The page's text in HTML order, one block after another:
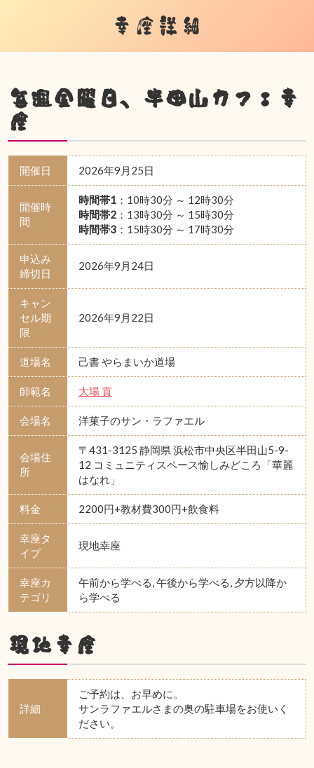
幸座詳細
毎週金曜日、半田山カフェ幸
座
開催日 2026年9月25日
開催時
間
時間帯1：10時30分 ～ 12時30分
時間帯2：13時30分 ～ 15時30分
時間帯3：15時30分 ～ 17時30分
申込み
締切日
2026年9月24日
キャン
セル期
限
2026年9月22日
道場名 己書 やらまいか道場
師範名 大場 貢
会場名 洋菓子のサン・ラファエル
会場住
所
〒431-3125 静岡県 浜松市中央区半田山5-9-
12 コミュニティスペース愉しみどころ「華麗
はなれ」
料金 2200円+教材費300円+飲食料
幸座タ
イプ
現地幸座
幸座カ
テゴリ
午前から学べる, 午後から学べる, 夕方以降か
ら学べる
現地幸座
詳細
ご予約は、お早めに。
サンラファエルさまの奥の駐車場をお使いく
ださい。